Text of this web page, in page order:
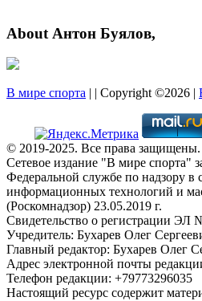
About Антон Буялов,
В мире спорта | | Copyright ©2026 |
© 2019-2025. Все права защищены.
Сетевое издание "В мире спорта"
Федеральной службе по надзору в
информационных технологий и
(Роскомнадзор) 23.05.2019 г.
Свидетельство о регистрации
Учредитель: Бухарев Олег
Главный редактор: Бухарев Олег
Адрес электронной почты
Телефон редакции: +79773296035
Настоящий ресурс содержит